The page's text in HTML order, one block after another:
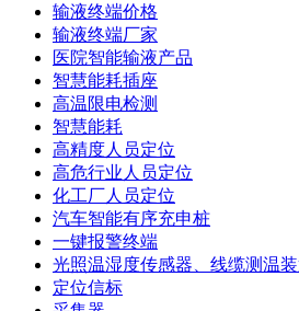
输液终端价格
输液终端厂家
医院智能输液产品
智慧能耗插座
高温限电检测
智慧能耗
高精度人员定位
高危行业人员定位
化工厂人员定位
汽车智能有序充申桩
一键报警终端
光照温湿度传感器、线缆测温
定位信标